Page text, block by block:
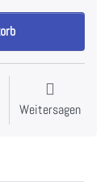
V600 122GI,
Weitersagen